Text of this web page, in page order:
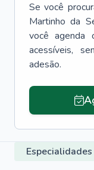
Se você
Martinho da
você agenda
acessíveis,
adesão.